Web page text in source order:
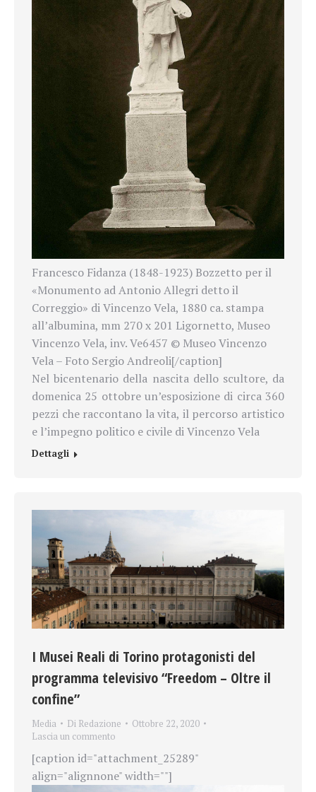
Francesco Fidanza (1848-1923) Bozzetto per il
«Monumento ad Antonio Allegri detto il
Correggio» di Vincenzo Vela, 1880 ca. stampa
all’albumina, mm 270 x 201 Ligornetto, Museo
Vincenzo Vela, inv. Ve6457 © Museo Vincenzo
Vela – Foto Sergio Andreoli[/caption]
Nel bicentenario della nascita dello scultore, da
domenica 25 ottobre un’esposizione di circa 360
pezzi che raccontano la vita, il percorso artistico
e l’impegno politico e civile di Vincenzo Vela
Dettagli
I Musei Reali di Torino protagonisti del
programma televisivo “Freedom – Oltre il
confine”
Media Di Redazione
Ottobre 22, 2020
Lascia un commento
[caption id="attachment_25289"
align="alignnone" width=""]